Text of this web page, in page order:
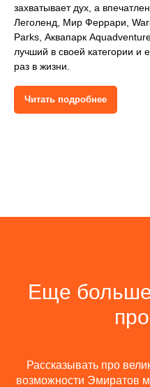
захватывает дух, а
Леголенд, Мир Феррари,
Parks, Аквапарк
лучший в своей категории и
раз в жизни.
Читать подробнее
Еще
Рассказывать про
возможности Эмиратов